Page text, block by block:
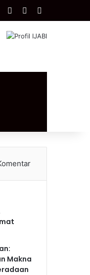
Instagram
Log InArtikel Acak
Makna